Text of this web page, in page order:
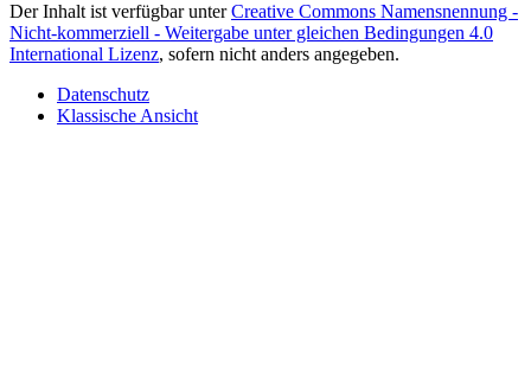
Der Inhalt ist verfügbar unterCreative Commons Namensnennung -
Nicht-kommerziell - Weitergabe unter gleichen Bedingungen 4.0
International Lizenz, sofern nicht anders angegeben.
Datenschutz
Klassische Ansicht